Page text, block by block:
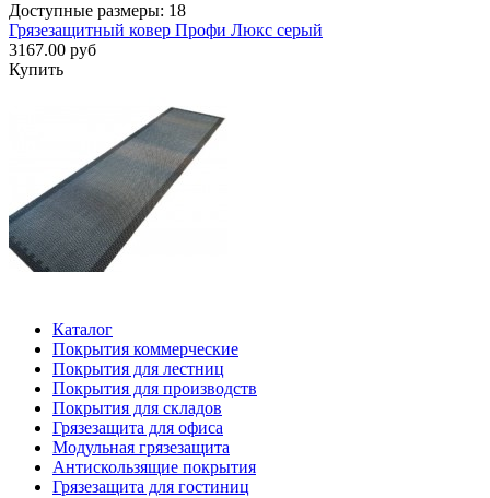
Доступные размеры: 18
Грязезащитный ковер Профи Люкс серый
3167.00 руб
Купить
Каталог
Покрытия коммерческие
Покрытия для лестниц
Покрытия для производств
Покрытия для складов
Грязезащита для офиса
Модульная грязезащита
Антискользящие покрытия
Грязезащита для гостиниц